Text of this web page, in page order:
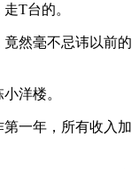
T台的。
然毫不忌讳以前的
洋楼。
一年，所有收入加